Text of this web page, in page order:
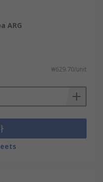
ARG
₩629.70/unit